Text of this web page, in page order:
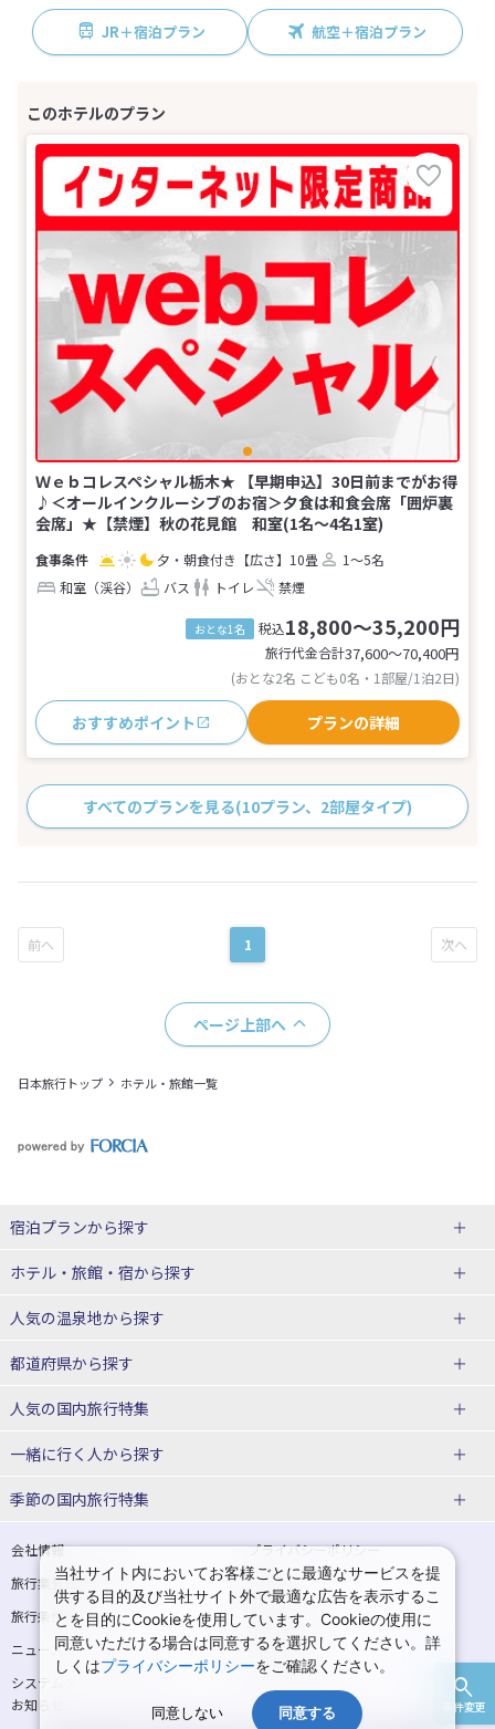
条件変更
JR＋宿泊プラン 航空＋宿泊プラン
Ｗｅｂコレスペシャル栃木★ 【早期申込】30日前までがお得
♪＜オールインクルーシブのお宿＞夕食は和食会席「囲炉裏
会席」★【禁煙】秋の花見館 和室(1名～4名1室)
夕・朝食付き 【広さ】10畳
1～5名
和室（渓谷）
バス トイレ 禁煙
おとな1名 税込18,800～35,200円
旅行代金合計37,600〜70,400円
(おとな2名 こども0名・1部屋/1泊2日)
おすすめポイント プランの詳細
すべてのプランを見る(10プラン、2部屋タイプ)
1
ページ上部へ
日本旅行トップ ホテル・旅館一覧
宿泊プランから探す
北海道
東北
青森県
宮城県
山形県
関東
埼玉県 千葉県
茨城県 栃木県
北陸
ホテル・旅館・宿から探す
北海道ホテル・旅館
青森県ホテル・旅館
宮城県ホテル・旅館
山形県ホテル・旅館
東京都ホテル・旅館 神奈川県ホテル・旅館
埼玉県ホテル・旅館 千葉県ホテル・旅館
茨城県ホテル・旅館 栃木県ホテル・旅館
群馬県ホテル・旅館
人気の温泉地から探す
北海道
湯の川温泉(北海道)
十勝川温泉(北海道)
洞爺湖温泉(北海道)
層雲峡温泉(北海道)
東北
花巻温泉(岩手) 蔵王温泉(山形)
かみのやま温泉(山形) 鳴子温泉(宮城)
秋保温泉(宮城) 飯坂温泉(福島)
都道府県から探す
北海道旅行・ツアー
東北
青森旅行・ツアー 岩手旅行・ツアー
宮城旅行・ツアー 秋田旅行・ツアー
山形旅行・ツアー 福島旅行・ツアー
東京旅行・ツアー 神奈川旅行・ツアー
人気の国内旅行特集
東京ディズニーリゾート®への旅
ユニバーサル・スタジオ・ジャパ
一緒に行く人から探す
一人旅 国内版
カップル・夫婦旅行 国内版 女子旅 国内版
卒業旅行・学生旅行 国内版
季節の国内旅行特集
桜・お花見特集
ゴールデンウィーク（GW）の国内
旅行
夏休み・お盆の国内旅行 7月の国内旅行
8月の国内旅行 9月の国内旅行
10月の国内旅行 11月の国内旅行
会社情報
プライバシーポリシー
旅行業登録票・約款
規約集
旅行条件書
商標について
ニュースリリース
採用情報
システムメンテナンスの
お知らせ
当社サイト内においてお客様ごとに最適なサービスを提
供する目的及び当社サイト外で最適な広告を表示するこ
とを目的にCookieを使用しています。Cookieの使用に
同意いただける場合は同意するを選択してください。詳
しくはプライバシーポリシーをご確認ください。
同意しない 同意する